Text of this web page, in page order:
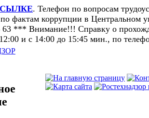
. Телефон по вопросам
фактам коррупции в Центральном
*** Внимание!!! Справку о
и с 14:00 до 15:45 мин., по